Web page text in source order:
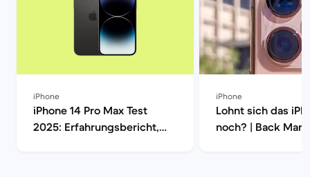
iPhone
iPhone 14 Pro Max Test
2025: Erfahrungsbericht,
iPhone
Lohnt sich das
noch? | Back